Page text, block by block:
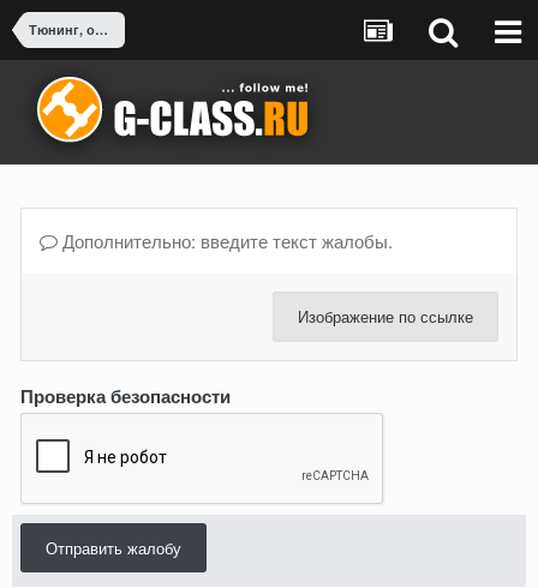
Тюнинг, оснащение, доработка G-Class
Дополнительно: введите текст жалобы.
Изображение по ссылке
Проверка безопасности
Отправить жалобу